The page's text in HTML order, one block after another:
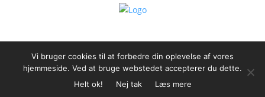
Vi bruger cookies til at forbedre din oplevelse af vores
hjemmeside. Ved at bruge webstedet accepterer du dette.
Helt ok!
Nej tak Læs mere